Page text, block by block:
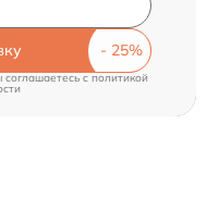
соглашаетесь cполитикой